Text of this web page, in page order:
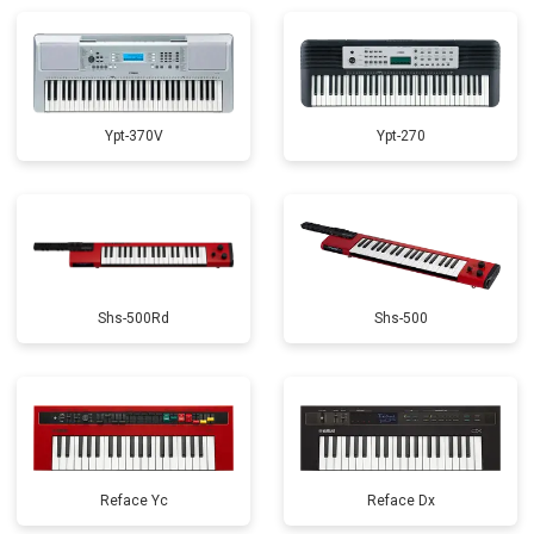
Ypt-370V Ypt-270
Shs-500Rd Shs-500
Reface Yc Reface Dx